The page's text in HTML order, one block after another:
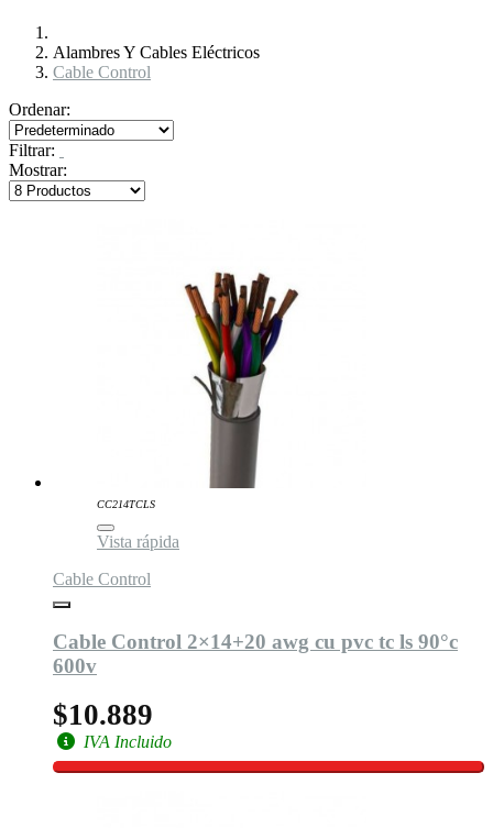
Alambres Y Cables Eléctricos
Cable Control
Ordenar:
Filtrar:
Mostrar:
CC214TCLS
Vista rápida
Cable Control
Cable Control 2×14+20 awg cu pvc tc ls 90°c
600v
$10.889
IVA Incluido